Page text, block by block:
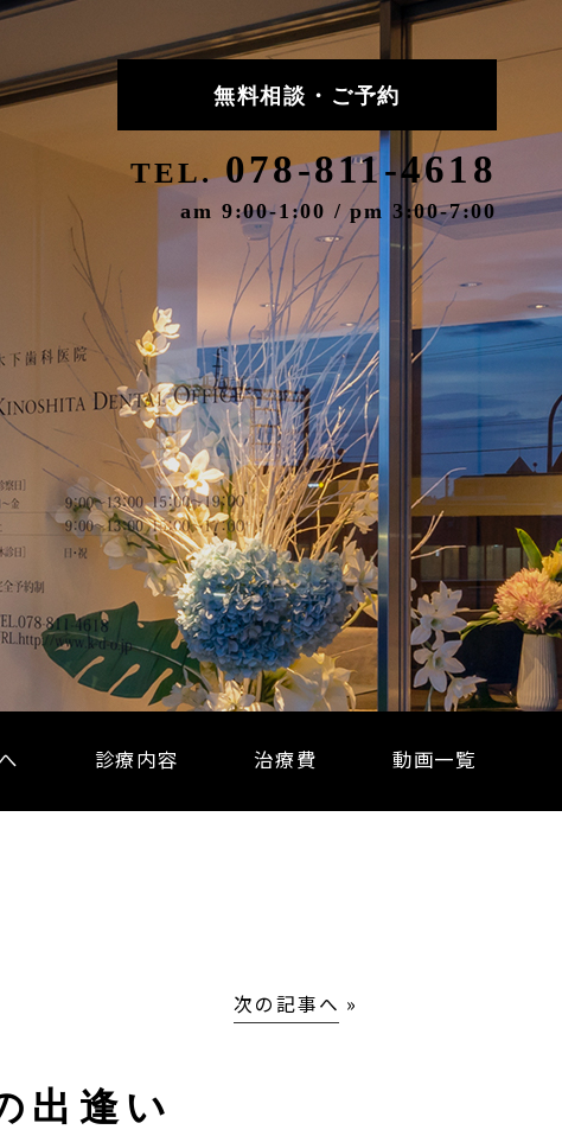
無料相談・ご予約
TEL. 078-811-4618
am 9:00-1:00 / pm 3:00-7:00
診療内容 治療費 動画一覧
次の記事へ »
出逢い